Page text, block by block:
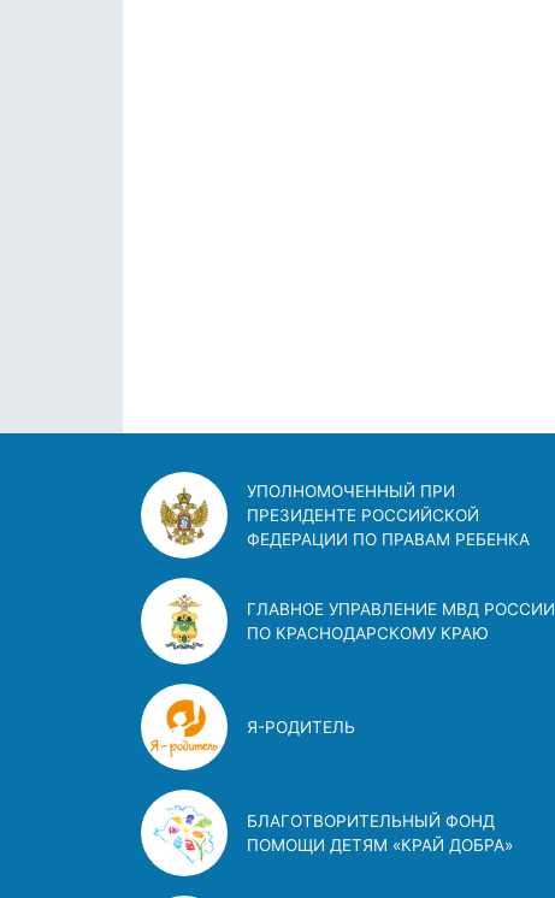
УПОЛНОМОЧЕННЫЙ ПРИ
ПРЕЗИДЕНТЕ РОССИЙСКОЙ
ФЕДЕРАЦИИ ПО ПРАВАМ РЕБЕНКА
ГЛАВНОЕ УПРАВЛЕНИЕ МВД РОССИИ
ПО КРАСНОДАРСКОМУ КРАЮ
Я-РОДИТЕЛЬ
БЛАГОТВОРИТЕЛЬНЫЙ ФОНД
ПОМОЩИ ДЕТЯМ «КРАЙ ДОБРА»